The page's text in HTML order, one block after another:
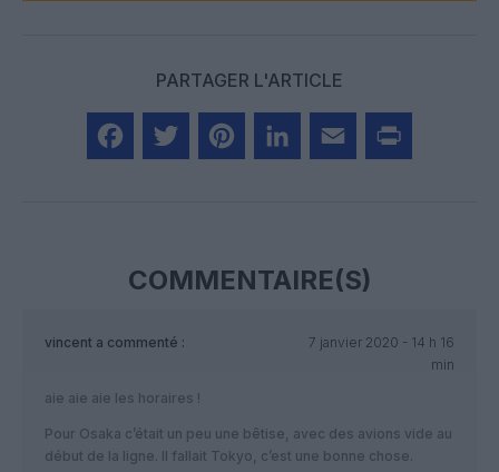
PARTAGER L'ARTICLE
COMMENTAIRE(S)
vincent a commenté :
7 janvier 2020 - 14 h 16
min
aie aie aie les horaires !
Pour Osaka c’était un peu une bêtise, avec des avions vide au
début de la ligne. Il fallait Tokyo, c’est une bonne chose.